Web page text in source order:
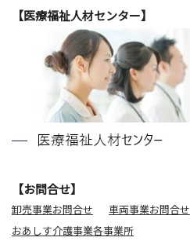
【医療福祉人材センター】
【お問合せ】
卸売事業お問合せ 車両事業お問合せ
おあしす介護事業各事業所